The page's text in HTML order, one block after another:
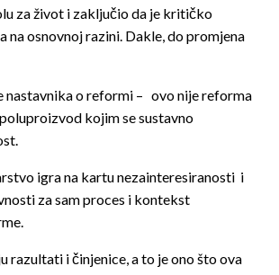
za život i zaključio da je kritičko
na osnovnoj razini. Dakle, do promjena
nastavnika o reformi – ovo nije reforma
kojim se sustavno
igra na kartu nezainteresiranosti i
za sam proces i kontekst
razultati i činjenice, a to je ono što ova